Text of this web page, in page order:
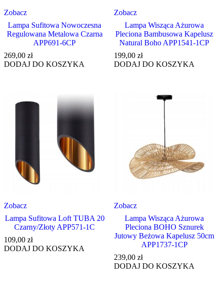
Zobacz
Lampa Sufitowa Nowoczesna
Regulowana Metalowa Czarna
APP691-6CP
269,00 zł
DODAJ DO KOSZYKA
Zobacz
Lampa Wisząca Ażurowa
Pleciona Bambusowa Kapelusz
Natural Boho APP1541-1CP
199,00 zł
DODAJ DO KOSZYKA
Zobacz
Lampa Sufitowa Loft TUBA 20
Czarny/Złoty APP571-1C
109,00 zł
DODAJ DO KOSZYKA
Zobacz
Lampa Wisząca Ażurowa
Pleciona BOHO Sznurek
Jutowy Beżowa Kapelusz 50cm
APP1737-1CP
239,00 zł
DODAJ DO KOSZYKA